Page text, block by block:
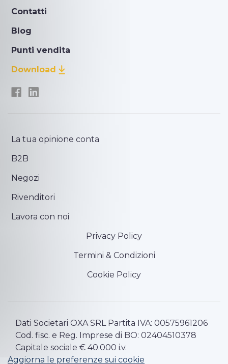
Contatti
Blog
Punti vendita
Download
La tua opinione conta
B2B
Negozi
Rivenditori
Lavora con noi
Privacy Policy
Termini & Condizioni
Cookie Policy
Dati Societari OXA SRL Partita IVA: 00575961206
Cod. fisc. e Reg. Imprese di BO: 02404510378
Capitale sociale € 40.000 i.v.
Aggiorna le preferenze sui cookie